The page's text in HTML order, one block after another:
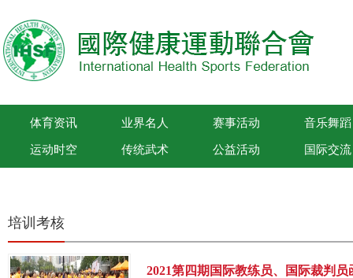
体育资讯 业界名人 赛事活动 音乐舞蹈
运动时空 传统武术 公益活动 国际交流
培训考核
2021第四期国际教练员、国际裁判员